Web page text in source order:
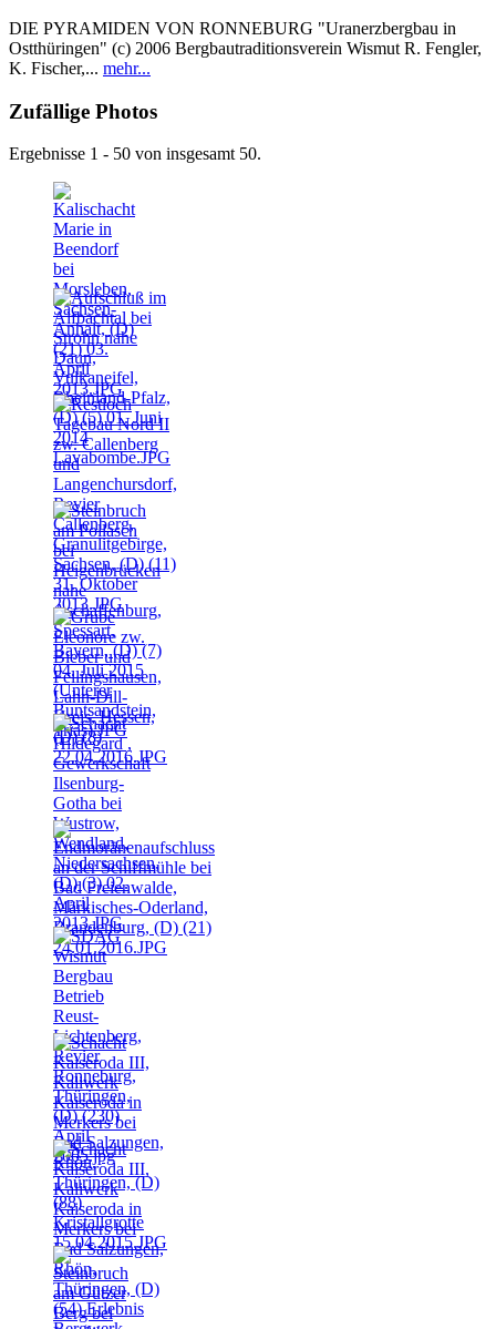
DIE PYRAMIDEN VON RONNEBURG "Uranerzbergbau in
Ostthüringen" (c) 2006 Bergbautraditionsverein Wismut R. Fengler,
K. Fischer,... mehr...
Zufällige Photos
Ergebnisse 1 - 50 von insgesamt 50.